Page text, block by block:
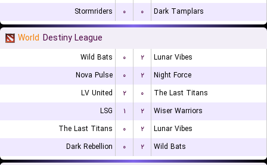
Stormriders
۰ ۰ Dark Tamplars
World Destiny League
Wild Bats ۰ ۲
Lunar Vibes
Nova Pulse
۰ ۲
Night Force
LV United
۲ ۰
The Last Titans
LSG
۱ ۲
Wiser Warriors
The Last Titans
۰ ۲
Lunar Vibes
Dark Rebellion
۰ ۲ Wild Bats